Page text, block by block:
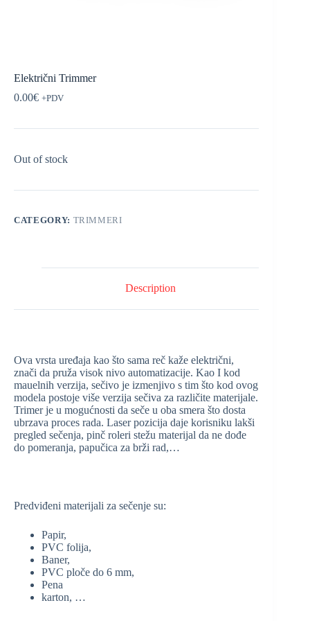
Električni Trimmer
0.00€ +PDV
Out of stock
CATEGORY: TRIMMERI
Description
Ova vrsta uređaja kao što sama reč kaže električni,
znači da pruža visok nivo automatizacije. Kao I kod
mauelnih verzija, sečivo je izmenjivo s tim što kod ovog
modela postoje više verzija sečiva za različite materijale.
Trimer je u mogućnosti da seče u oba smera što dosta
ubrzava proces rada. Laser pozicija daje korisniku lakši
pregled sečenja, pinč roleri stežu materijal da ne dođe
do pomeranja, papučica za brži rad,…
Predviđeni materijali za sečenje su:
Papir,
PVC folija,
Baner,
PVC ploče do 6 mm,
Pena
karton, …